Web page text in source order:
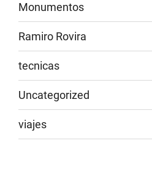
Monumentos
Ramiro Rovira
tecnicas
Uncategorized
viajes